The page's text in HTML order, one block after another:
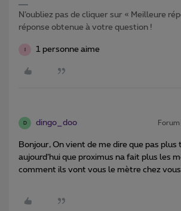
N’oubliez pas de cliquer sur « Meilleure
réponse obtenue à votre question !
1 personne aime
D dingo_doo
Bonjour, On vient de me dire que pas plus
aujourd’hui que proximus na fait plus les
comment ils vont vous le mètre chez